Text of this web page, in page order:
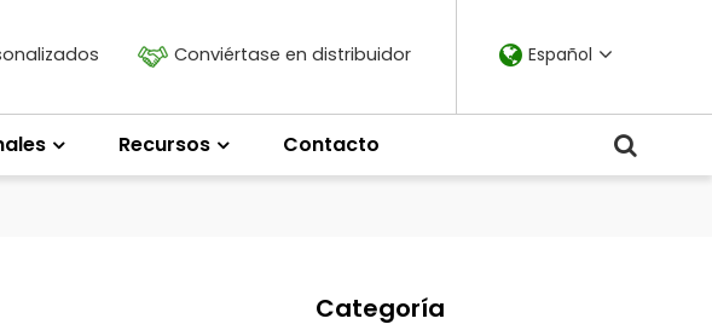
Conviértase en distribuidor
Recursos Contacto
Español
Categoría